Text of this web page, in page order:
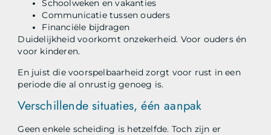
Schoolweken en vakanties
Communicatie tussen ouders
Financiële bijdragen
Duidelijkheid voorkomt onzekerheid. Voor ouders én
voor kinderen.
En juist die voorspelbaarheid zorgt voor rust in een
periode die al onrustig genoeg is.
Verschillende situaties, één aanpak
Geen enkele scheiding is hetzelfde. Toch zijn er